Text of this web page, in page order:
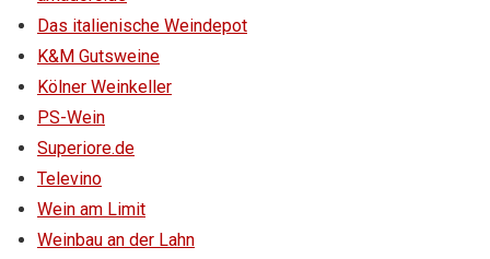
Das italienische Weindepot
K&M Gutsweine
Kölner Weinkeller
PS-Wein
Superiore.de
Televino
Wein am Limit
Weinbau an der Lahn